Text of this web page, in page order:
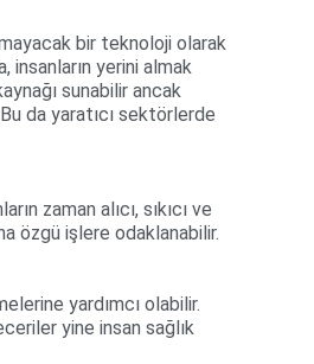
bir teknoloji olarak
insanların yerini almak
sunabilir ancak
da yaratıcı sektörlerde
zaman alıcı, sıkıcı ve
özgü işlere odaklanabilir.
yardımcı olabilir.
yine insan sağlık